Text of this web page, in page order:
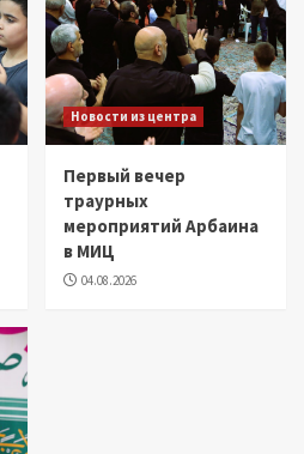
Новости из центра
Первый вечер
траурных
мероприятий Арбаина
в МИЦ
04.08.2026